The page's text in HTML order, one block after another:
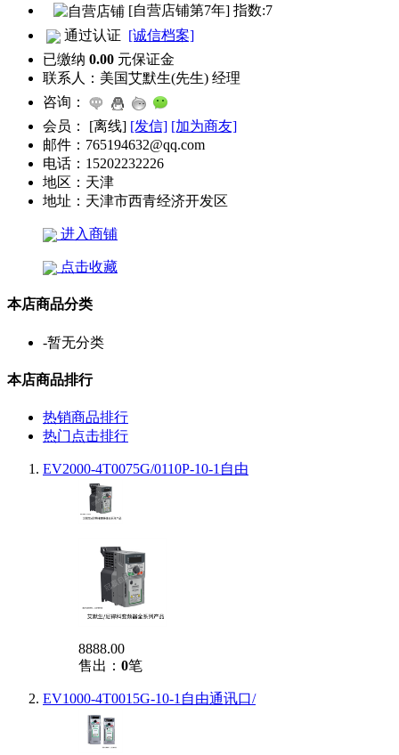
[自营店铺第7年] 指数:7
通过认证 [诚信档案]
已缴纳 0.00 元保证金
联系人： 美国艾默生(先生) 经理
咨询：
会员：
[离线] [发信] [加为商友]
邮件： 765194632@qq.com
电话： 15202232226
地区： 天津
地址： 天津市西青经济开发区
进入商铺
点击收藏
本店商品分类
-暂无分类
本店商品排行
热销商品排行
热门点击排行
EV2000-4T0075G/0110P-10-1自由
8888.00
售出： 0笔
EV1000-4T0015G-10-1自由通讯口/